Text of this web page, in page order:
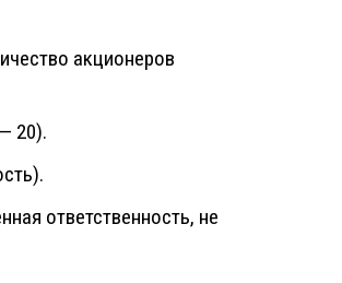
акционеров
20).
ответственность, не